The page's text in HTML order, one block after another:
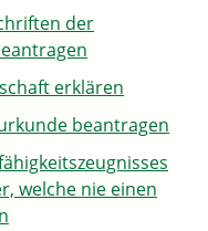
der
erklären
beantragen
welche nie einen